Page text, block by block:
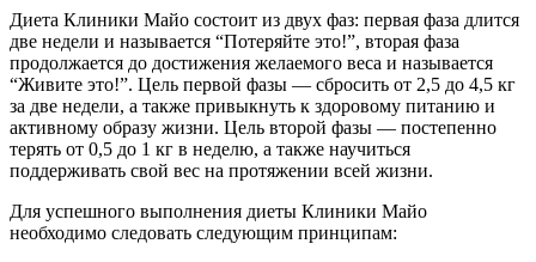
Диета Клиники Майо состоит из двух фаз: первая фаза длится
две недели и называется “Потеряйте это!”, вторая фаза
продолжается до достижения желаемого веса и называется
“Живите это!”. Цель первой фазы — сбросить от 2,5 до 4,5 кг
за две недели, а также привыкнуть к здоровому питанию и
активному образу жизни. Цель второй фазы — постепенно
терять от 0,5 до 1 кг в неделю, а также научиться
поддерживать свой вес на протяжении всей жизни.
Для успешного выполнения диеты Клиники Майо
необходимо следовать следующим принципам: